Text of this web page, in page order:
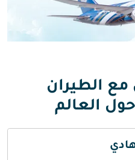
الطيران
العالم